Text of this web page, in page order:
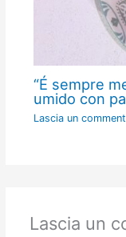
“É sempre
umido con
Lascia un
Lascia un